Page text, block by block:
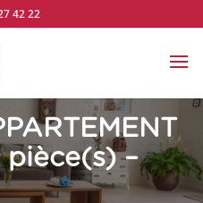
42 22
pièce(s) –